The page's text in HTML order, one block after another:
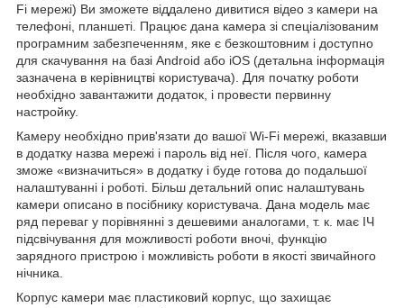
Fi мережі) Ви зможете віддалено дивитися відео з камери на
телефоні, планшеті. Працює дана камера зі спеціалізованим
програмним забезпеченням, яке є безкоштовним і доступно
для скачування на базі Android або iOS (детальна інформація
зазначена в керівництві користувача). Для початку роботи
необхідно завантажити додаток, і провести первинну
настройку.
Камеру необхідно прив'язати до вашої Wi-Fi мережі, вказавши
в додатку назва мережі і пароль від неї. Після чого, камера
зможе «визначиться» в додатку і буде готова до подальшої
налаштуванні і роботі. Більш детальний опис налаштувань
камери описано в посібнику користувача. Дана модель має
ряд переваг у порівнянні з дешевими аналогами, т. к. має ІЧ
підсвічування для можливості роботи вночі, функцію
зарядного пристрою і можливість роботи в якості звичайного
нічника.
Корпус камери має пластиковий корпус, що захищає